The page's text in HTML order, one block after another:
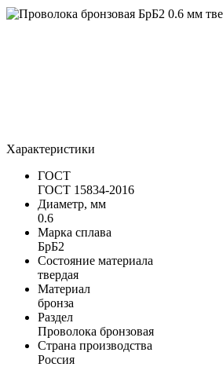
Характеристики
ГОСТ
ГОСТ 15834-2016
Диаметр, мм
0.6
Марка сплава
БрБ2
Состояние материала
твердая
Материал
бронза
Раздел
Проволока бронзовая
Страна производства
Россия